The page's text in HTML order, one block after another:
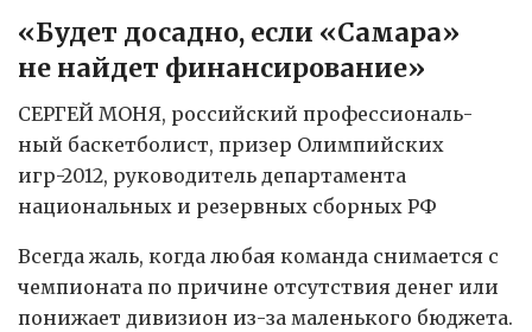
«Будет досадно, если «Самара»
не найдет финансирование»
СЕРГЕЙ МОНЯ, российский профессиональ-
ный баскетболист, призер Олимпийских
игр-2012, руководитель департамента
национальных и резервных сборных РФ
Всегда жаль, когда любая команда снимается с
чемпионата по причине отсутствия денег или
понижает дивизион из-за маленького бюджета.